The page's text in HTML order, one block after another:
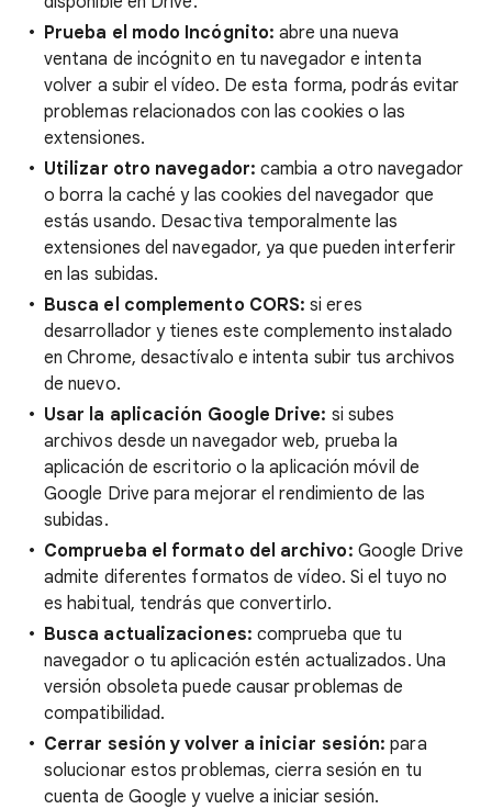
Prueba el modo Incógnito: abre una nueva
ventana de incógnito en tu navegador e intenta
volver a subir el vídeo. De esta forma, podrás evitar
problemas relacionados con las cookies o las
extensiones.
Utilizar otro navegador: cambia a otro navegador
o borra la caché y las cookies del navegador que
estás usando. Desactiva temporalmente las
extensiones del navegador, ya que pueden interferir
en las subidas.
Busca el complemento CORS: si eres
desarrollador y tienes este complemento instalado
en Chrome, desactívalo e intenta subir tus archivos
de nuevo.
Usar la aplicación Google Drive: si subes
archivos desde un navegador web, prueba la
aplicación de escritorio o la aplicación móvil de
Google Drive para mejorar el rendimiento de las
subidas.
Comprueba el formato del archivo: Google Drive
admite diferentes formatos de vídeo. Si el tuyo no
es habitual, tendrás que convertirlo.
Busca actualizaciones: comprueba que tu
navegador o tu aplicación estén actualizados. Una
versión obsoleta puede causar problemas de
compatibilidad.
Cerrar sesión y volver a iniciar sesión: para
solucionar estos problemas, cierra sesión en tu
cuenta de Google y vuelve a iniciar sesión.